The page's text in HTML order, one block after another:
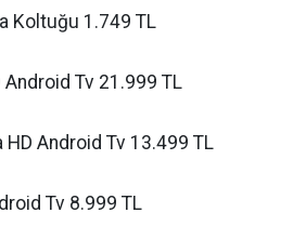
Koltuğu 1.749 TL
Tv 21.999 TL
Android Tv 13.499 TL
Tv 8.999 TL